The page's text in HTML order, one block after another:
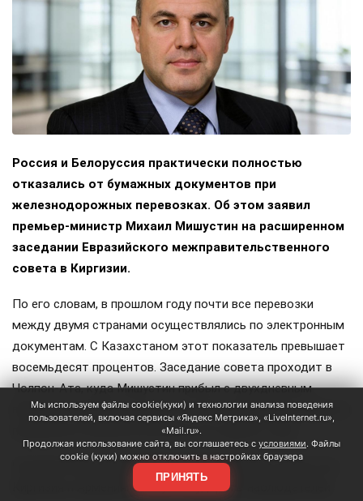
Россия и Белоруссия практически полностью
отказались от бумажных документов при
железнодорожных перевозках. Об этом заявил
премьер-министр Михаил Мишустин на расширенном
заседании Евразийского межправительственного
совета в Киргизии.
По его словам, в прошлом году почти все перевозки
между двумя странами осуществлялись по электронным
документам. С Казахстаном этот показатель превышает
восемьдесят процентов. Заседание совета проходит в
Чолпон-Ата, куда Мишустин прибыл с двухдневным
визитом. Накануне в узком составе обсуждались вопросы
продовольственной безопасности и другие темы.
Членами ЕАЭС являются Россия, Белоруссия, Казахстан,
Киргизия и Армения. Статус государств-наблюдателей
Мы используем файлы cookie(куки) и технологии анализа поведения
пользователей, включая сервисы «Яндекс Метрика», «LiveInternet.ru»,
«Mail.ru».
Продолжая использование сайта, вы соглашаетесь с условиями. Файлы
cookie (куки) можно отключить в настройках браузера
ПРИНЯТЬ